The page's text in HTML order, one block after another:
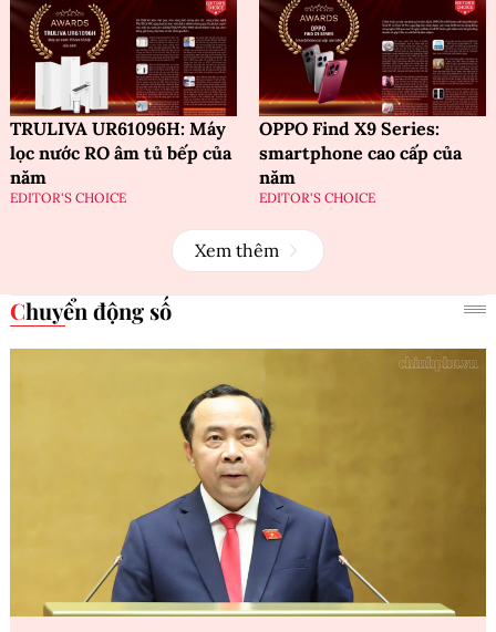
TRULIVA UR61096H: Máy
lọc nước RO âm tủ bếp của
năm
EDITOR'S CHOICE
OPPO Find X9 Series:
smartphone cao cấp của
năm
EDITOR'S CHOICE
Xem thêm
Chuyển động số